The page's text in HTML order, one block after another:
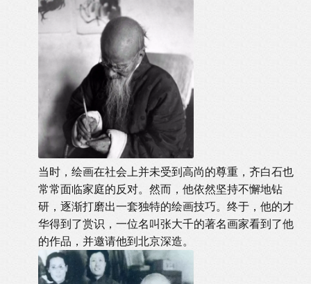
当时，绘画在社会上并未受到高尚的尊重，齐白石也
常常面临家庭的反对。然而，他依然坚持不懈地钻
研，逐渐打磨出一套独特的绘画技巧。终于，他的才
华得到了赏识，一位名叫张大千的著名画家看到了他
的作品，并邀请他到北京深造。